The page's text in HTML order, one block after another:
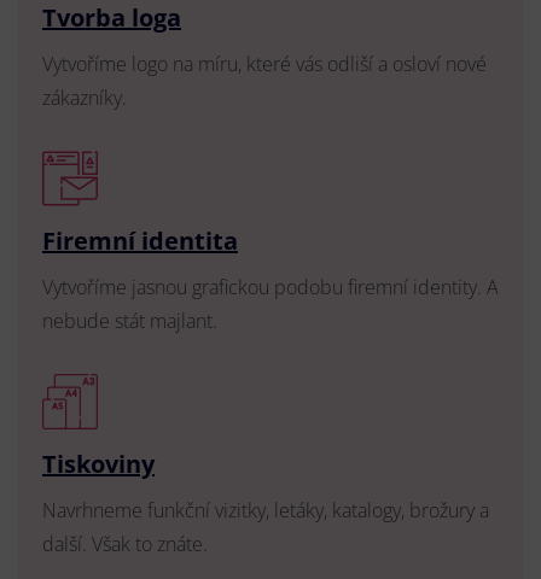
Tvorba loga
Vytvoříme logo na míru, které vás odliší a osloví nové
zákazníky.
Firemní identita
Vytvoříme jasnou grafickou podobu firemní identity. A
nebude stát majlant.
Tiskoviny
Navrhneme funkční vizitky, letáky, katalogy, brožury a
další. Však to znáte.